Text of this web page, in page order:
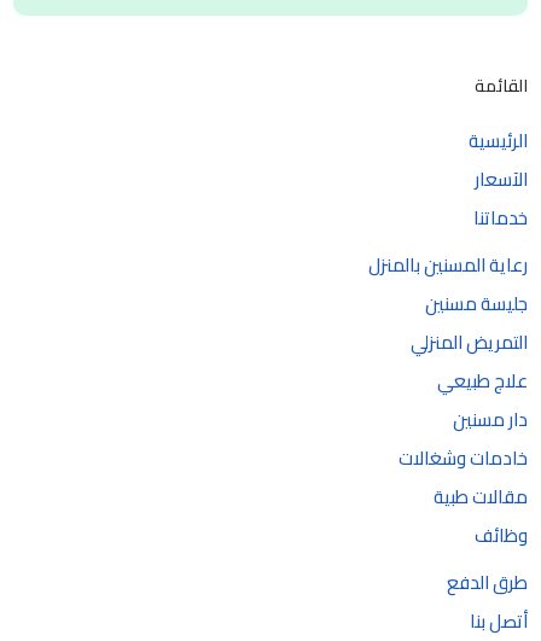
القائمة
الرئيسية
الآسعار
خدماتنا
رعاية المسنين بالمنزل
جليسة مسنين
التمريض المنزلي
علاج طبيعي
دار مسنين
خادمات وشغالات
مقالات طبية
وظائف
طرق الدفع
أتصل بنا